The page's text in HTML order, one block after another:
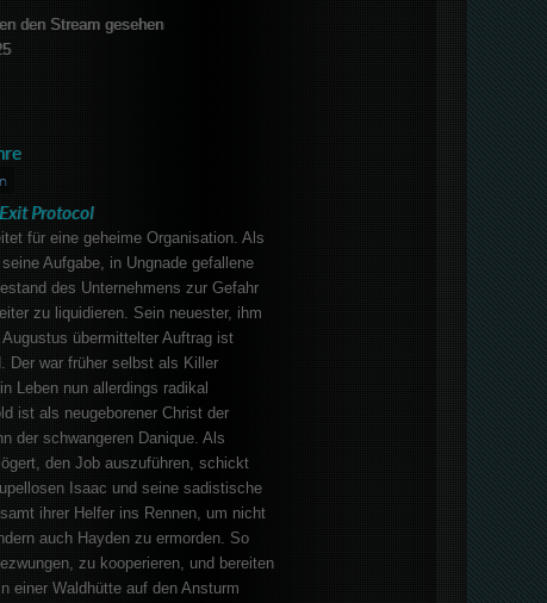
den Stream gesehen
Exit Protocol
für eine geheime Organisation. Als
Aufgabe, in Ungnade gefallene
des Unternehmens zur Gefahr
zu liquidieren. Sein neuester, ihm
übermittelter Auftrag ist
Der war früher selbst als Killer
Leben nun allerdings radikal
ist als neugeborener Christ der
der schwangeren Danique. Als
den Job auszuführen, schickt
Isaac und seine sadistische
ihrer Helfer ins Rennen, um nicht
auch Hayden zu ermorden. So
zu kooperieren, und bereiten
einer Waldhütte auf den Ansturm